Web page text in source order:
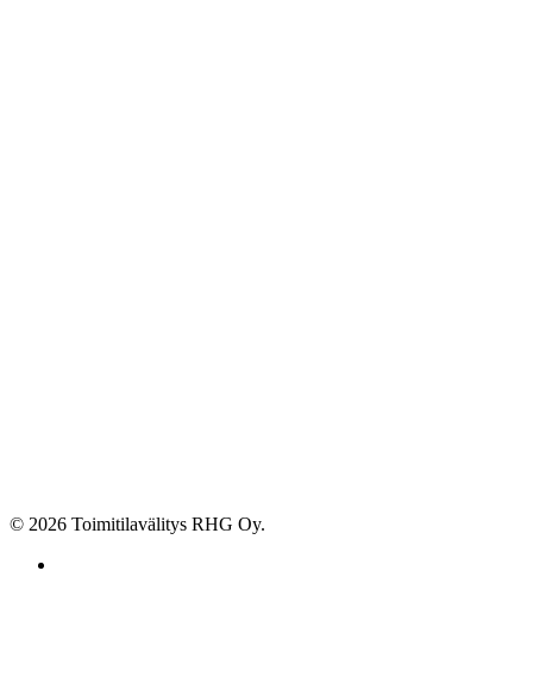
© 2026 Toimitilavälitys RHG Oy.